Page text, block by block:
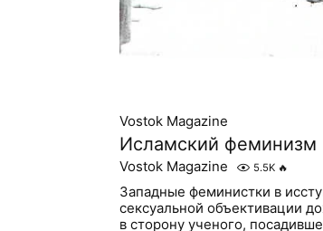
Vostok Magazine
Исламский феминизм
Vostok Magazine 5.5K 🔥
Западные феминистки в
сексуальной объективации
в сторону ученого,